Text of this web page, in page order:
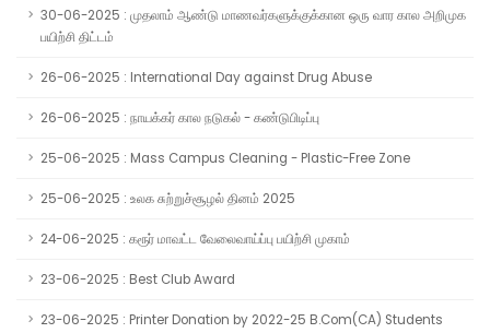
30-06-2025 : முதலாம் ஆண்டு மாணவர்களுக்குக்கான ஒரு வார கால அறிமுக
பயிற்சி திட்டம்
26-06-2025 : International Day against Drug Abuse
26-06-2025 : நாயக்கர் கால நடுகல் - கண்டுபிடிப்பு
25-06-2025 : Mass Campus Cleaning - Plastic-Free Zone
25-06-2025 : உலக சுற்றுச்சூழல் தினம் 2025
24-06-2025 : கரூர் மாவட்ட வேலைவாய்ப்பு பயிற்சி முகாம்
23-06-2025 : Best Club Award
23-06-2025 : Printer Donation by 2022-25 B.Com(CA) Students